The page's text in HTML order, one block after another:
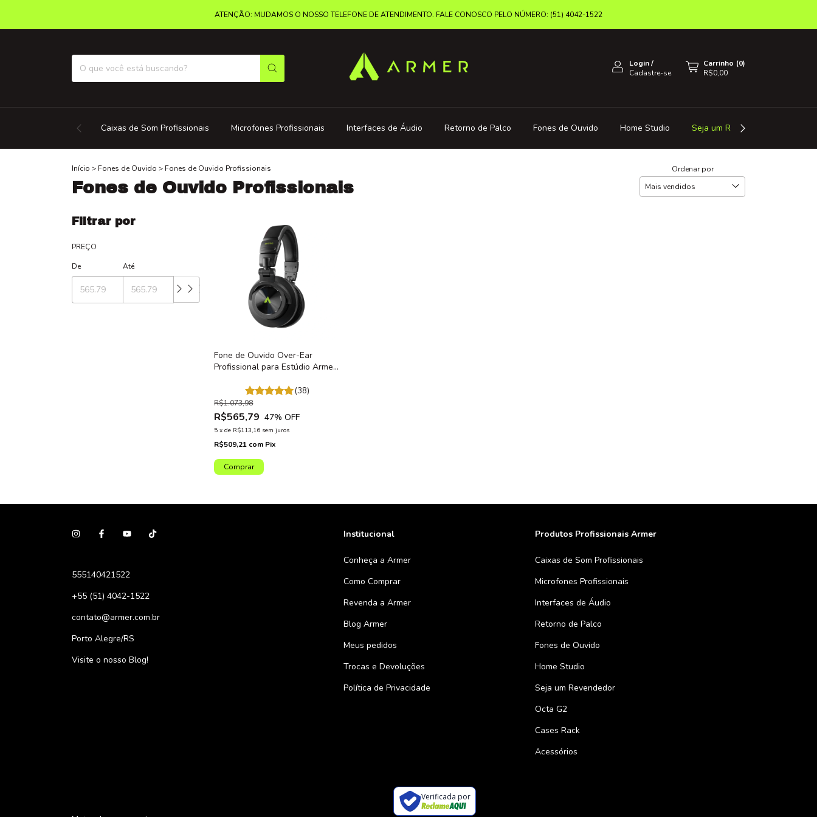
ATENÇÃO: MUDAMOS O NOSSO TELEFONE DE ATENDIMENTO. FALE CONOSCO PELO NÚMERO: (51) 4042-1522
Login/
Cadastre-se
Carrinho (0)
R$0,00
Caixas de Som Profissionais Microfones Profissionais Interfaces de Áudio Retorno de Palco Fones de Ouvido Home Studio Seja um Revendedor
Início > Fones de Ouvido > Fones de Ouvido Profissionais
Fones de Ouvido Profissionais
Ordenar por
Filtrar por
PREÇO
De
Até
Fone de Ouvido Over-Ear
Profissional para Estúdio Armer
(38)
R$565,79
R$1.073,98
47% OFF
5 xde R$113,16 sem juros
R$509,21 com Pix
555140421522
+55 (51) 4042-1522
contato@armer.com.br
Porto Alegre/RS
Visite o nosso Blog!
Institucional
Conheça a Armer
Como Comprar
Revenda a Armer
Blog Armer
Meus pedidos
Trocas e Devoluções
Política de Privacidade
Produtos Profissionais Armer
Caixas de Som Profissionais
Microfones Profissionais
Interfaces de Áudio
Retorno de Palco
Fones de Ouvido
Home Studio
Seja um Revendedor
Octa G2
Cases Rack
Acessórios
Verificada por